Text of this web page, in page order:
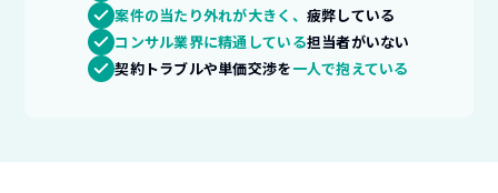
案件の当たり外れが大きく、 疲弊している
コンサル業界に精通している担当者がいない
契約トラブルや単価交渉を一人で抱えている